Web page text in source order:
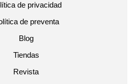
de privacidad
de preventa
Blog
Tiendas
Revista